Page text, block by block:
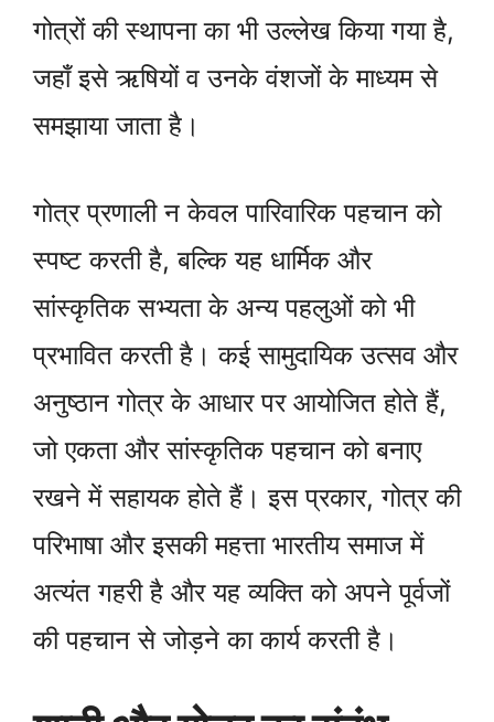
गोत्रों की स्थापना का भी उल्लेख किया गया है,
जहाँ इसे ऋषियों व उनके वंशजों के माध्यम से
समझाया जाता है।
गोत्र प्रणाली न केवल पारिवारिक पहचान को
स्पष्ट करती है, बल्कि यह धार्मिक और
सांस्कृतिक सभ्यता के अन्य पहलुओं को भी
प्रभावित करती है। कई सामुदायिक उत्सव और
अनुष्ठान गोत्र के आधार पर आयोजित होते हैं,
जो एकता और सांस्कृतिक पहचान को बनाए
रखने में सहायक होते हैं। इस प्रकार, गोत्र की
परिभाषा और इसकी महत्ता भारतीय समाज में
अत्यंत गहरी है और यह व्यक्ति को अपने पूर्वजों
की पहचान से जोड़ने का कार्य करती है।